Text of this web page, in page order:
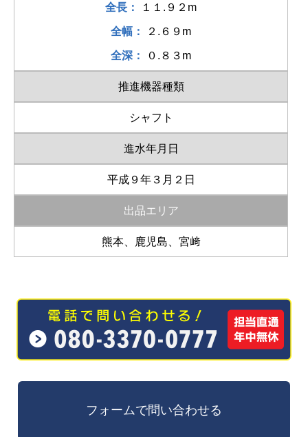
全長： １１.９２m
全幅： ２.６９m
全深： ０.８３m
推進機器種類
シャフト
進水年月日
平成９年３月２日
出品エリア
熊本、鹿児島、宮﨑